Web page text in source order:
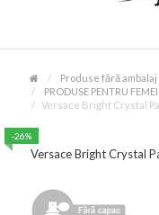
Produse fără ambalaj
PRODUSE PENTRU
Versace Bright Crystal
Versace Bright Crystal
-26%